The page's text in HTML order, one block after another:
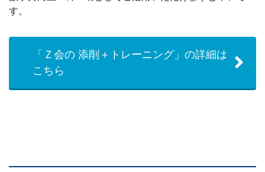
す。
「Ｚ会の 添削＋トレーニング」の詳細は
こちら